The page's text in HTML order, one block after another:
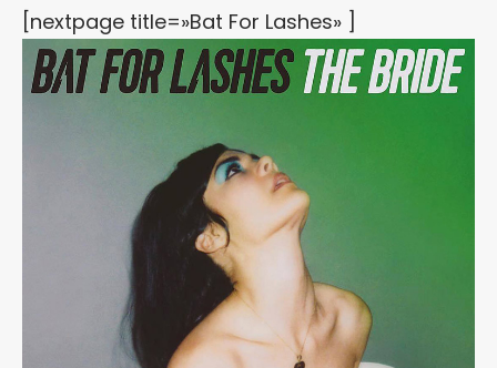
[nextpage title=»Bat For Lashes» ]